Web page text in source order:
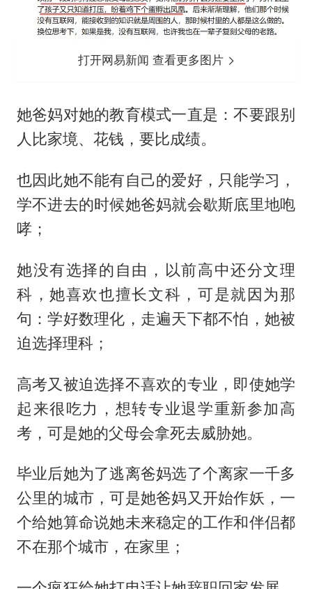
打开网易新闻 查看更多图片
她爸妈对她的教育模式一直是：不要跟别
人比家境、花钱，要比成绩。
也因此她不能有自己的爱好，只能学习，
学不进去的时候她爸妈就会歇斯底里地咆
哮；
她没有选择的自由，以前高中还分文理
科，她喜欢也擅长文科，可是就因为那
句：学好数理化，走遍天下都不怕，她被
迫选择理科；
高考又被迫选择不喜欢的专业，即使她学
起来很吃力，想转专业退学重新参加高
考，可是她的父母会拿死去威胁她。
毕业后她为了逃离爸妈选了个离家一千多
公里的城市，可是她爸妈又开始作妖，一
个给她算命说她未来稳定的工作和伴侣都
不在那个城市，在家里；